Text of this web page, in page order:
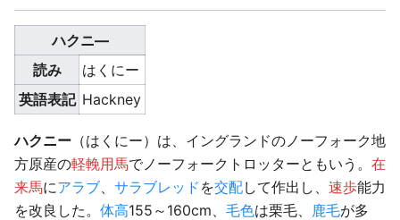
ハクニ―
読み
はくにー
英語表記 Hackney
ハクニー （はくにー）は、イングランドのノーフォーク地
方原産の軽輓用馬でノーフォークトロッターともいう。 在
来馬にアラブ、 サラブレッド を交配して作出し、 速歩能力
を改良した。 体高155～160cm、 毛色は栗毛、 鹿毛が多